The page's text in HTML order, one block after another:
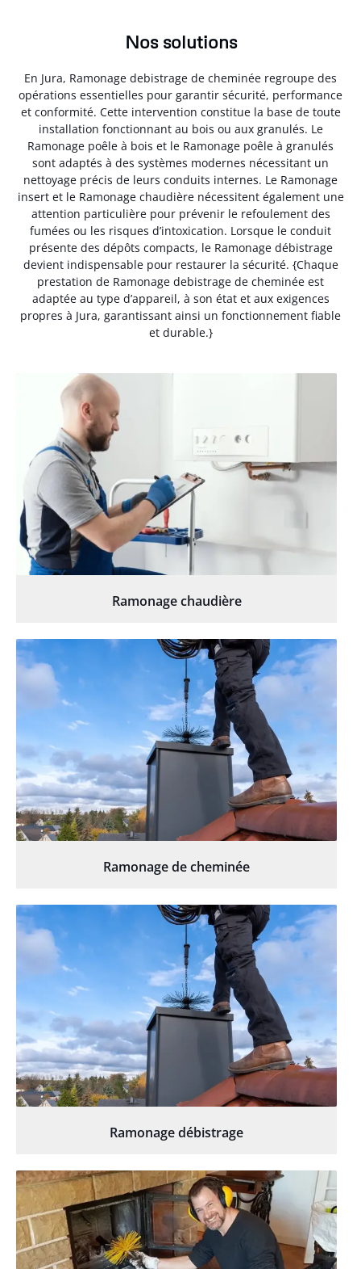
Nos solutions
En Jura, Ramonage debistrage de cheminée regroupe des
opérations essentielles pour garantir sécurité, performance
et conformité. Cette intervention constitue la base de toute
installation fonctionnant au bois ou aux granulés. Le
Ramonage poêle à bois et le Ramonage poêle à granulés
sont adaptés à des systèmes modernes nécessitant un
nettoyage précis de leurs conduits internes. Le Ramonage
insert et le Ramonage chaudière nécessitent également une
attention particulière pour prévenir le refoulement des
fumées ou les risques d’intoxication. Lorsque le conduit
présente des dépôts compacts, le Ramonage débistrage
devient indispensable pour restaurer la sécurité. {Chaque
prestation de Ramonage debistrage de cheminée est
adaptée au type d’appareil, à son état et aux exigences
propres à Jura, garantissant ainsi un fonctionnement fiable
et durable.}
Ramonage chaudière
Ramonage de cheminée
Ramonage débistrage